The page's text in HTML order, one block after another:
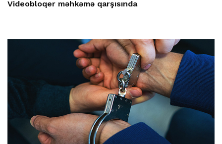
Videobloqer məhkəmə qarşısında